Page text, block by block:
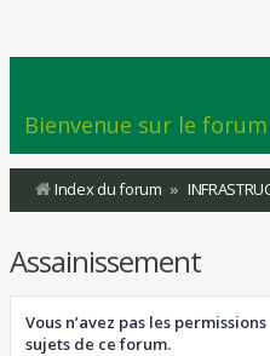
Bienvenue sur le
Index du forum
Assainissement
Vous n’avez pas les
sujets de ce forum.